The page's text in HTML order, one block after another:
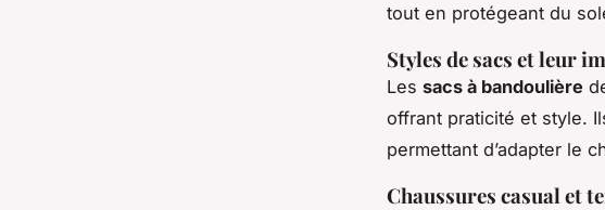
tout en protégeant du
Styles de sacs et leur
Les sacs à bandoulière
offrant praticité et style.
permettant d’adapter le
Chaussures casual et